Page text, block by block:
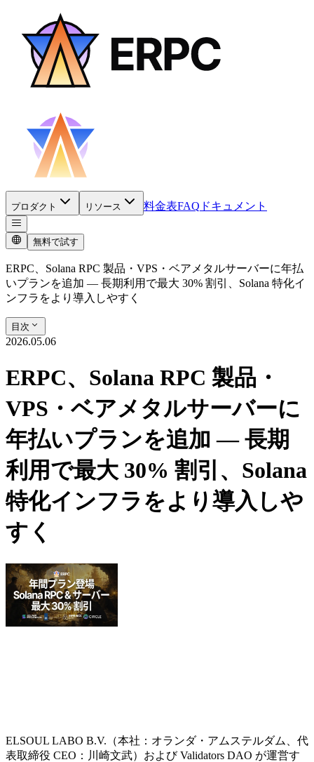
プロダクト リソース 料金表FAQ ドキュメント
無料で試す
ERPC、Solana RPC 製品・VPS・ベアメタルサーバーに年払
いプランを追加 — 長期利用で最大 30% 割引、Solana 特化イ
ンフラをより導入しやすく
目次
2026.05.06
ERPC、Solana RPC 製品・
VPS・ベアメタルサーバーに
年払いプランを追加 — 長期
利用で最大 30% 割引、Solana
特化インフラをより導入しや
すく
ELSOUL LABO B.V.（本社：オランダ・アムステルダム、代
表取締役 CEO：川崎文武）および Validators DAO が運営す